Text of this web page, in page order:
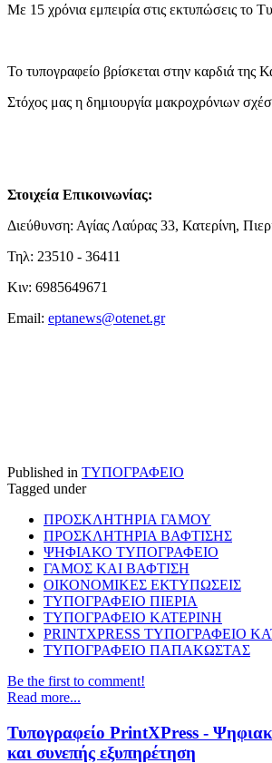
Με 15 χρόνια εμπειρία στις εκτυπώσεις το
Το τυπογραφείο βρίσκεται στην καρδιά της
Στόχος μας η δημιουργία μακροχρόνιων
Στοιχεία Επικοινωνίας:
Διεύθυνση: Αγίας Λαύρας 33, Κατερίνη,
Τηλ: 23510 - 36411
Κιν: 6985649671
Email: eptanews@otenet.gr
Published in ΤΥΠΟΓΡΑΦΕΙΟ
Tagged under
ΠΡΟΣΚΛΗΤΗΡΙΑ ΓΑΜΟΥ
ΠΡΟΣΚΛΗΤΗΡΙΑ ΒΑΦΤΙΣΗΣ
ΨΗΦΙΑΚΟ ΤΥΠΟΓΡΑΦΕΙΟ
ΓΑΜΟΣ ΚΑΙ ΒΑΦΤΙΣΗ
ΟΙΚΟΝΟΜΙΚΕΣ ΕΚΤΥΠΩΣΕΙΣ
ΤΥΠΟΓΡΑΦΕΙΟ ΠΙΕΡΙΑ
ΤΥΠΟΓΡΑΦΕΙΟ ΚΑΤΕΡΙΝΗ
PRINTXPRESS ΤΥΠΟΓΡΑΦΕΙΟ
ΤΥΠΟΓΡΑΦΕΙΟ ΠΑΠΑΚΩΣΤΑΣ
Be the first to comment!
Read more...
Τυπογραφείο PrintXPress -
και συνεπής εξυπηρέτηση